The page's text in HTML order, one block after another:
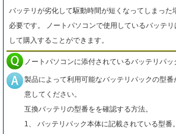
バッテリが劣化して駆動時間が短くなってしまった
必要です。 ノートパソコンで使用しているバッテ
して購入することができます。
ノートパソコンに添付されているバッテリパ
製品によって利用可能なバッテリパックの型
意してください。
互換バッテリの型番をを確認する方法。
1、 バッテリパック本体に記載されている型番。